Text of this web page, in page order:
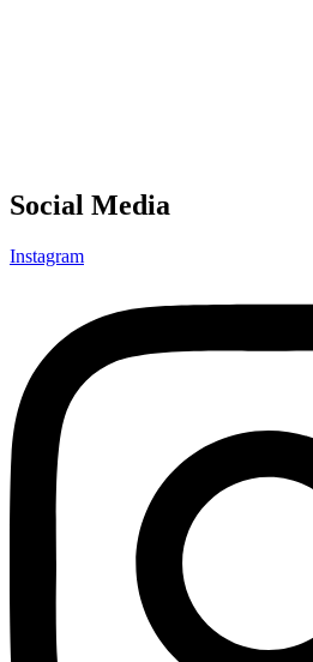
Social Media
Instagram